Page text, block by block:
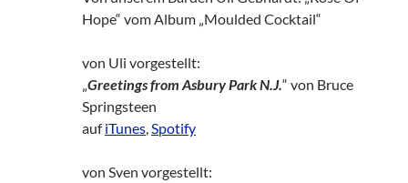
Hope“ vom Album „Moulded Cocktail“
von Uli vorgestellt:
„Greetings from Asbury Park N.J.“ von Bruce
Springsteen
aufiTunes,Spotify
von Sven vorgestellt: